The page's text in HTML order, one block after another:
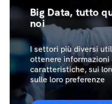
Big Data, tutto
noi
I settori più diversi
ottenere
caratteristiche, sui
sulle loro preferenze